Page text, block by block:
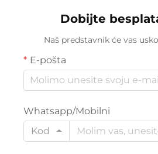
Dobijte
Naš predstavnik će vas
E-pošta
Whatsapp/Mobilni
Kod